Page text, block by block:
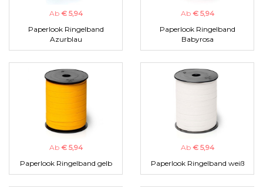
Ab € 5,94
Paperlook Ringelband
Azurblau
Ab € 5,94
Paperlook Ringelband
Babyrosa
Ab € 5,94
Paperlook Ringelband gelb
Ab € 5,94
Paperlook Ringelband weiß